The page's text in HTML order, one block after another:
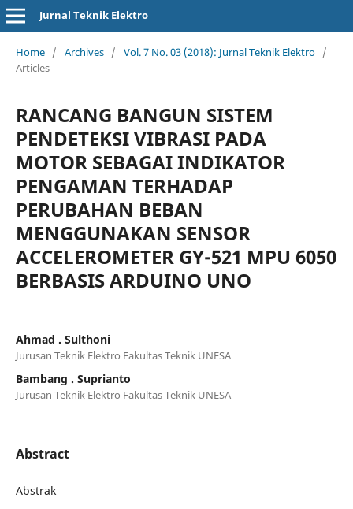
Jurnal Teknik Elektro
Home / Archives / Vol. 7 No. 03 (2018): Jurnal Teknik Elektro /
Articles
RANCANG BANGUN SISTEM
PENDETEKSI VIBRASI PADA
MOTOR SEBAGAI INDIKATOR
PENGAMAN TERHADAP
PERUBAHAN BEBAN
MENGGUNAKAN SENSOR
ACCELEROMETER GY-521 MPU 6050
BERBASIS ARDUINO UNO
Ahmad . Sulthoni
Jurusan Teknik Elektro Fakultas Teknik UNESA
Bambang . Suprianto
Jurusan Teknik Elektro Fakultas Teknik UNESA
Abstract
Abstrak